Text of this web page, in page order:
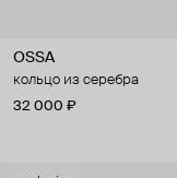
OSSA
кольцо из серебра
32 000 ₽